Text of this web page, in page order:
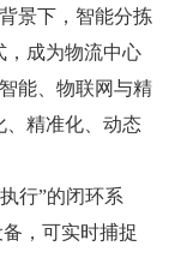
景下，智能分拣
，成为物流中心
能、物联网与精
、精准化、动态
行”的闭环系
，可实时捕捉